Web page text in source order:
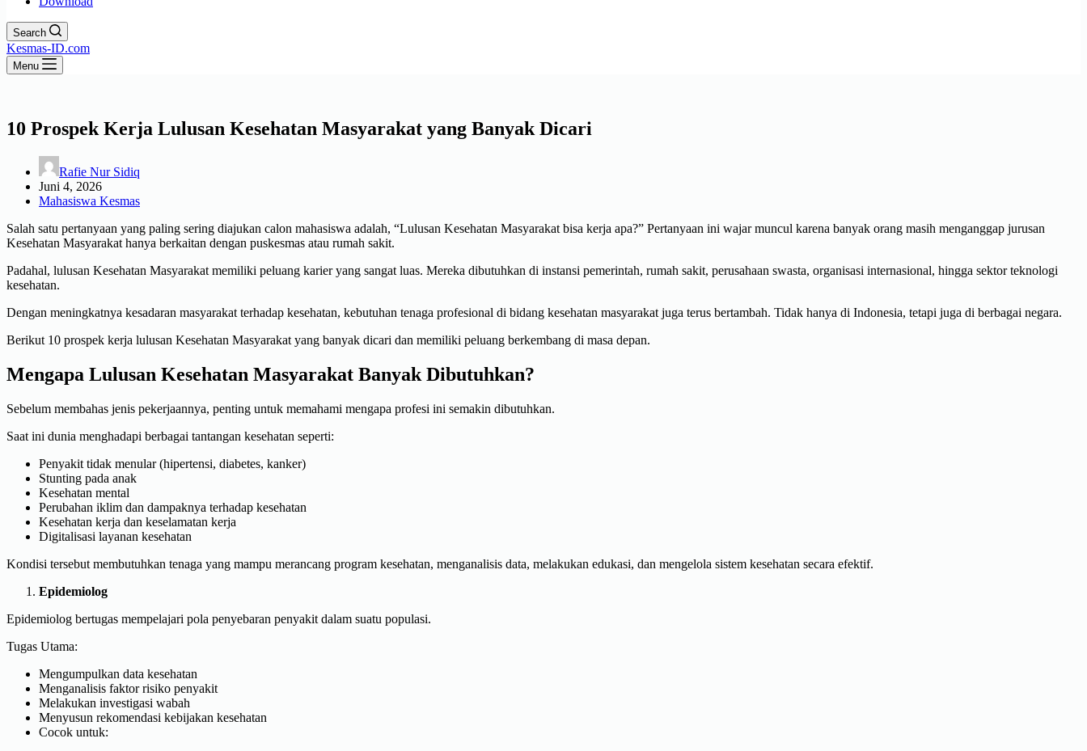
Search
Kesmas-ID.com
Menu
10 Prospek Kerja Lulusan Kesehatan Masyarakat yang Banyak Dicari
Rafie Nur Sidiq
Juni 4, 2026
Mahasiswa Kesmas
Salah satu pertanyaan yang paling sering diajukan calon mahasiswa adalah, “Lulusan Kesehatan Masyarakat bisa kerja apa?” Pertanyaan ini wajar muncul karena banyak orang masih menganggap jurusan
Kesehatan Masyarakat hanya berkaitan dengan puskesmas atau rumah sakit.
Padahal, lulusan Kesehatan Masyarakat memiliki peluang karier yang sangat luas. Mereka dibutuhkan di instansi pemerintah, rumah sakit, perusahaan swasta, organisasi internasional, hingga sektor teknologi
kesehatan.
Dengan meningkatnya kesadaran masyarakat terhadap kesehatan, kebutuhan tenaga profesional di bidang kesehatan masyarakat juga terus bertambah. Tidak hanya di Indonesia, tetapi juga di berbagai negara.
Berikut 10 prospek kerja lulusan Kesehatan Masyarakat yang banyak dicari dan memiliki peluang berkembang di masa depan.
Mengapa Lulusan Kesehatan Masyarakat Banyak Dibutuhkan?
Sebelum membahas jenis pekerjaannya, penting untuk memahami mengapa profesi ini semakin dibutuhkan.
Saat ini dunia menghadapi berbagai tantangan kesehatan seperti:
Penyakit tidak menular (hipertensi, diabetes, kanker)
Stunting pada anak
Kesehatan mental
Perubahan iklim dan dampaknya terhadap kesehatan
Kesehatan kerja dan keselamatan kerja
Digitalisasi layanan kesehatan
Kondisi tersebut membutuhkan tenaga yang mampu merancang program kesehatan, menganalisis data, melakukan edukasi, dan mengelola sistem kesehatan secara efektif.
Epidemiolog
Epidemiolog bertugas mempelajari pola penyebaran penyakit dalam suatu populasi.
Tugas Utama:
Mengumpulkan data kesehatan
Menganalisis faktor risiko penyakit
Melakukan investigasi wabah
Menyusun rekomendasi kebijakan kesehatan
Cocok untuk: